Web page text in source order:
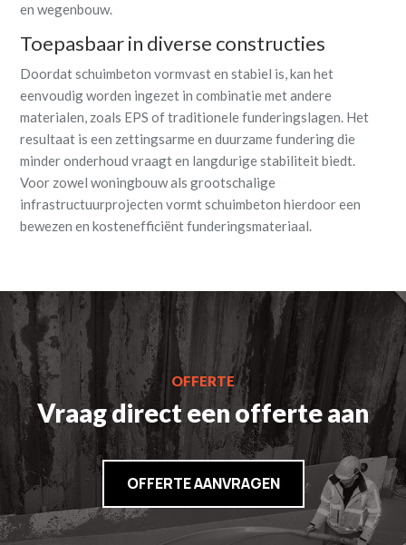
en wegenbouw.
Toepasbaar in diverse constructies
Doordat schuimbeton vormvast en stabiel is, kan het
eenvoudig worden ingezet in combinatie met andere
materialen, zoals EPS of traditionele funderingslagen. Het
resultaat is een zettingsarme en duurzame fundering die
minder onderhoud vraagt en langdurige stabiliteit biedt.
Voor zowel woningbouw als grootschalige
infrastructuurprojecten vormt schuimbeton hierdoor een
bewezen en kostenefficiënt funderingsmateriaal.
OFFERTE
Vraag direct een offerte aan
OFFERTE AANVRAGEN